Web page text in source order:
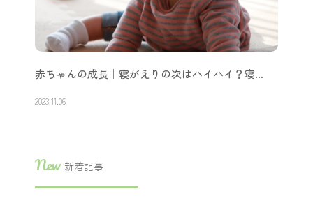
赤ちゃんの成長｜寝がえりの次はハイハイ？寝…
2023.11.06
New 新着記事